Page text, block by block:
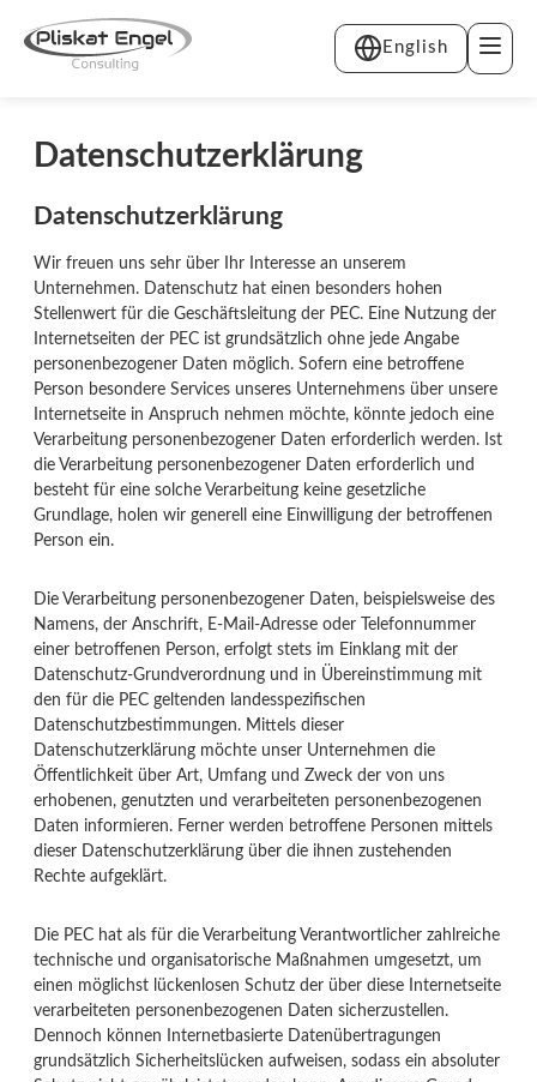
English
Datenschutzerklärung
Datenschutzerklärung
Wir freuen uns sehr über Ihr Interesse an unserem
Unternehmen. Datenschutz hat einen besonders hohen
Stellenwert für die Geschäftsleitung der PEC. Eine Nutzung der
Internetseiten der PEC ist grundsätzlich ohne jede Angabe
personenbezogener Daten möglich. Sofern eine betroffene
Person besondere Services unseres Unternehmens über unsere
Internetseite in Anspruch nehmen möchte, könnte jedoch eine
Verarbeitung personenbezogener Daten erforderlich werden. Ist
die Verarbeitung personenbezogener Daten erforderlich und
besteht für eine solche Verarbeitung keine gesetzliche
Grundlage, holen wir generell eine Einwilligung der betroffenen
Person ein.
Die Verarbeitung personenbezogener Daten, beispielsweise des
Namens, der Anschrift, E-Mail-Adresse oder Telefonnummer
einer betroffenen Person, erfolgt stets im Einklang mit der
Datenschutz-Grundverordnung und in Übereinstimmung mit
den für die PEC geltenden landesspezifischen
Datenschutzbestimmungen. Mittels dieser
Datenschutzerklärung möchte unser Unternehmen die
Öffentlichkeit über Art, Umfang und Zweck der von uns
erhobenen, genutzten und verarbeiteten personenbezogenen
Daten informieren. Ferner werden betroffene Personen mittels
dieser Datenschutzerklärung über die ihnen zustehenden
Rechte aufgeklärt.
Die PEC hat als für die Verarbeitung Verantwortlicher zahlreiche
technische und organisatorische Maßnahmen umgesetzt, um
einen möglichst lückenlosen Schutz der über diese Internetseite
verarbeiteten personenbezogenen Daten sicherzustellen.
Dennoch können Internetbasierte Datenübertragungen
grundsätzlich Sicherheitslücken aufweisen, sodass ein absoluter